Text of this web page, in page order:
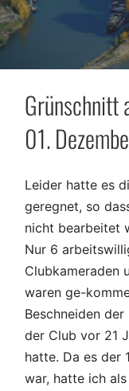
Grünschnitt
01.
Leider hatte es
geregnet, so
nicht bearbeitet
Nur 6
Clubkameraden
waren ge-
Beschneiden
der Club vor 21
hatte. Da es der
war, hatte ich